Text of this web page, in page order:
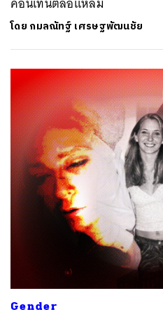
โดย กมลณัทฐ์ เศรษฐพัฒนชัย
Gender
SHARE TWEET